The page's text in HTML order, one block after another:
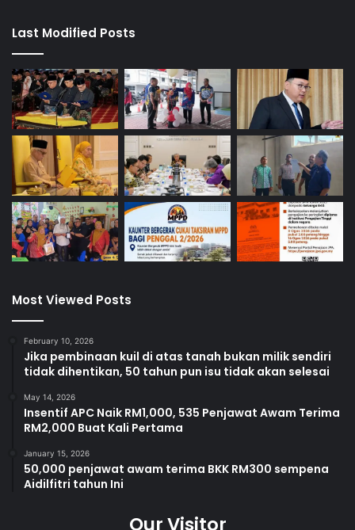
Last Modified Posts
Most Viewed Posts
February 10, 2026
Jika pembinaan kuil di atas tanah bukan milik sendiri
tidak dihentikan, 50 tahun pun isu tidak akan selesai
May 14, 2026
Insentif APC Naik RM1,000, 535 Penjawat Awam Terima
RM2,000 Buat Kali Pertama
January 15, 2026
50,000 penjawat awam terima BKK RM300 sempena
Aidilfitri tahun Ini
Our Visitor